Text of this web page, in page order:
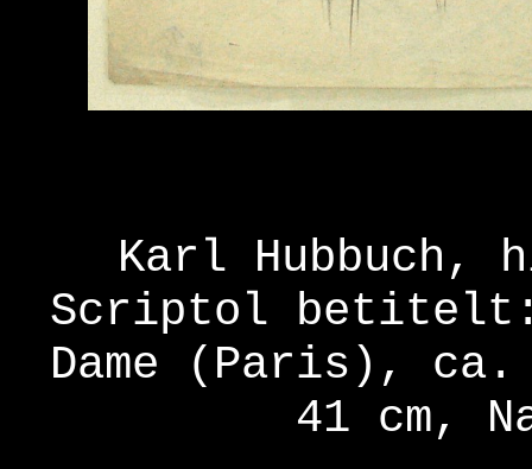
Karl Hubbuch,
Scriptol betitelt:
Dame (Paris),
41 cm,